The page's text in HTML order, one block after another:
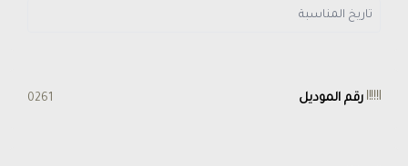
رقم الموديل 0261